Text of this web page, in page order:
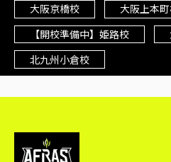
大阪京橋校
大阪上本
【開校準備中】姫路校
北九州小倉校